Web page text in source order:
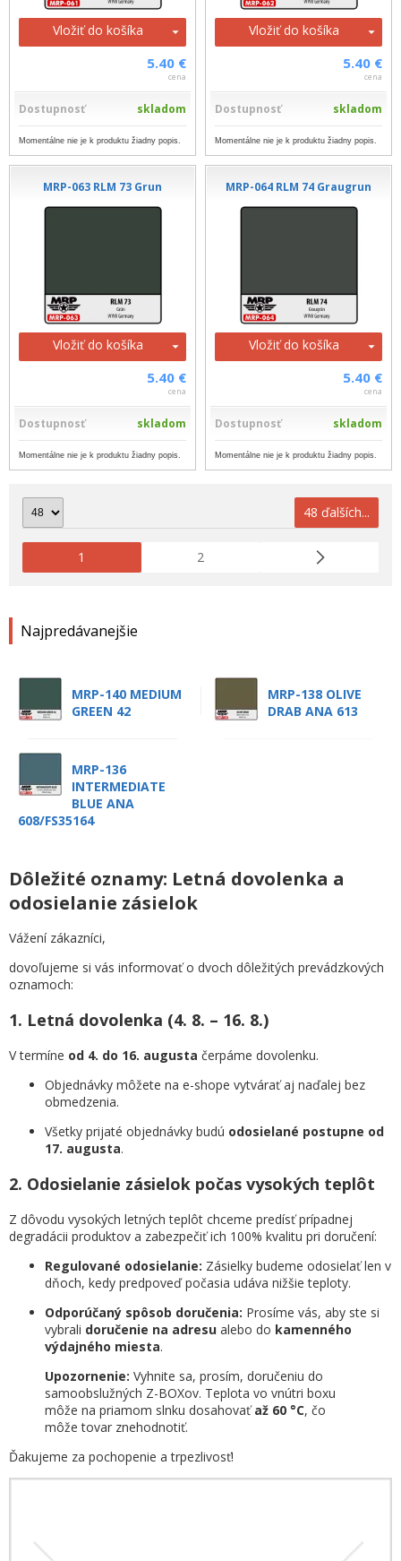
Najpredávanejšie
MRP-140 MEDIUM
GREEN 42
MRP-138 OLIVE
DRAB ANA 613
MRP-136
INTERMEDIATE
BLUE ANA
608/FS35164
Dôležité oznamy: Letná dovolenka a
odosielanie zásielok
Vážení zákazníci,
dovoľujeme si vás informovať o dvoch dôležitých prevádzkových
oznamoch:
1. Letná dovolenka (4. 8. – 16. 8.)
V termíne od 4. do 16. augusta čerpáme dovolenku.
Objednávky môžete na e-shope vytvárať aj naďalej bez
obmedzenia.
Všetky prijaté objednávky budú odosielané postupne od
17. augusta.
2. Odosielanie zásielok počas vysokých teplôt
Z dôvodu vysokých letných teplôt chceme predísť prípadnej
degradácii produktov a zabezpečiť ich 100% kvalitu pri doručení:
Regulované odosielanie: Zásielky budeme odosielať len v
dňoch, kedy predpoveď počasia udáva nižšie teploty.
Odporúčaný spôsob doručenia: Prosíme vás, aby ste si
vybrali doručenie na adresu alebo do kamenného
výdajného miesta.
Upozornenie: Vyhnite sa, prosím, doručeniu do
samoobslužných Z-BOXov. Teplota vo vnútri boxu
môže na priamom slnku dosahovaťaž 60 °C, čo
môže tovar znehodnotiť.
Ďakujeme za pochopenie a trpezlivosť!
Vložiť do košíka
5.40 €
cena
Dostupnosť skladom
Momentálne nie je k produktu žiadny popis.
Vložiť do košíka
5.40 €
cena
Dostupnosť skladom
Momentálne nie je k produktu žiadny popis.
MRP-063 RLM 73 Grun
Vložiť do košíka
5.40 €
cena
Dostupnosť skladom
Momentálne nie je k produktu žiadny popis.
MRP-064 RLM 74 Graugrun
Vložiť do košíka
5.40 €
cena
Dostupnosť skladom
Momentálne nie je k produktu žiadny popis.
48 ďalších...
1 2